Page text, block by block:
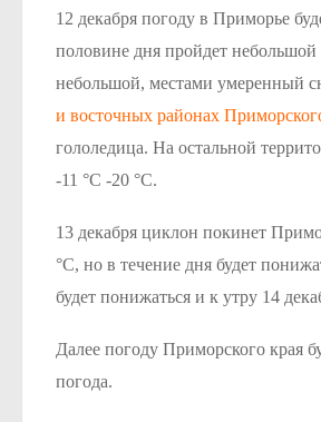
12 декабря погоду в Приморье
половине дня пройдет небольшой
небольшой, местами умеренный
и восточных районах
гололедица. На остальной
-11 °С -20 °С.
13 декабря циклон покинет
°С, но в течение дня будет
будет понижаться и к утру 14
Далее погоду Приморского края
погода.